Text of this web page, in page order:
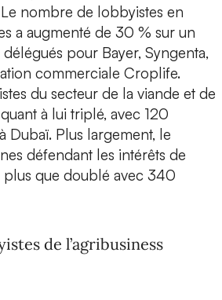
nombre de lobbyistes en
a augmenté de 30 % sur un
pour Bayer, Syngenta,
commerciale Croplife.
du secteur de la viande et de
à lui triplé, avec 120
Dubaï. Plus largement, le
défendant les intérêts de
plus que doublé avec 340
de l’agribusiness